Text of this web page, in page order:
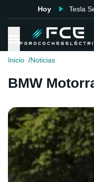
Hoy Tesla
Inicio Noticias
BMW